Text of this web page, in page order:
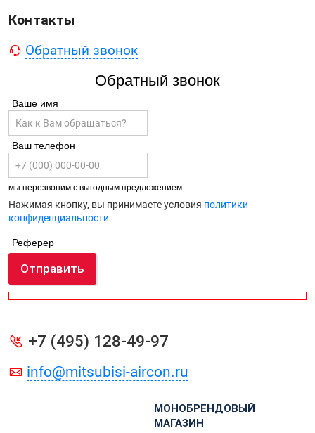
Контакты
Обратный звонок
Обратный звонок
Ваше имя
Ваш телефон
мы перезвоним с выгодным предложением
Нажимая кнопку, вы принимаете условия политики
конфиденциальности
Реферер
Отправить
+7 (495) 128-49-97
info@mitsubisi-aircon.ru
МОНОБРЕНДОВЫЙ
МАГАЗИН